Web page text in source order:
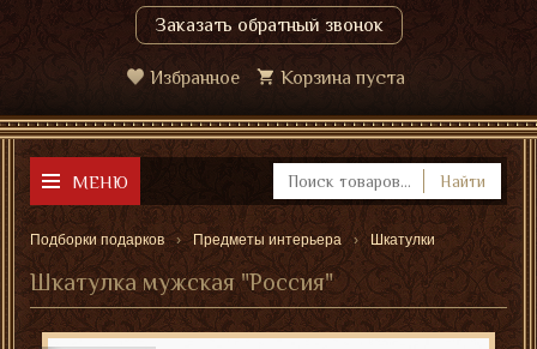
Заказать обратный звонок
Избранное Корзина пуста
МЕНЮ Найти
Подборки подарков Предметы интерьера Шкатулки
Шкатулка мужская "Россия"